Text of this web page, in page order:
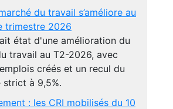
du travail s’améliore au
trimestre 2026
état d'une amélioration du
travail au T2-2026, avec
créés et un recul du
strict à 9,5%.
: les CRI mobilisés du 10